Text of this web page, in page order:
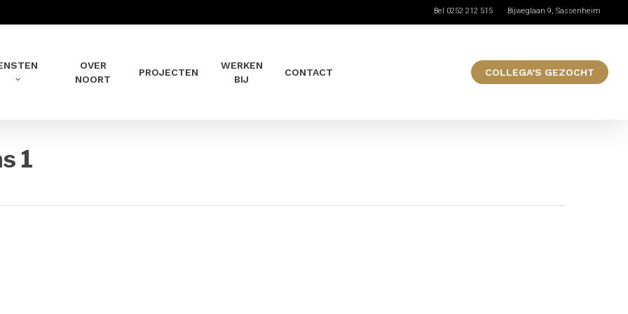
Bel 0252 212 515 Bijweglaan 9, Sassenheim
OVER
NOORT
PROJECTEN
WERKEN
BIJ
CONTACT COLLEGA’S GEZOCHT
1